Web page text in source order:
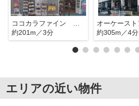
約201m／3分
約305m／4分
エリアの近い物件